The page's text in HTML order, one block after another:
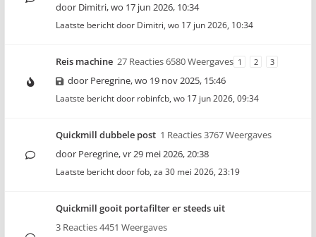
door Dimitri,wo 17 jun 2026, 10:34
Laatste bericht door Dimitri, wo 17 jun 2026, 10:34
Reis machine 27 Reacties 6580 Weergaves 1 2 3
door Peregrine,wo 19 nov 2025, 15:46
Laatste bericht door robinfcb, wo 17 jun 2026, 09:34
Quickmill dubbele post 1 Reacties 3767 Weergaves
door Peregrine,vr 29 mei 2026, 20:38
Laatste bericht doorfob, za 30 mei 2026, 23:19
Quickmill gooit portafilter er steeds uit
3 Reacties 4451 Weergaves